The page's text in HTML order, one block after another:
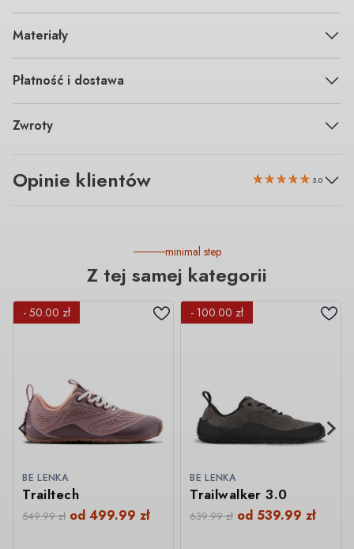
Materiały
Płatność i dostawa
Zwroty
Opinie klientów 5.0
minimal step
Z tej samej kategorii
- 50.00 zł
BE LENKA
Trailtech
549.99zł od499.99zł
- 100.00 zł
BE LENKA
Trailwalker 3.0
639.99zł od 539.99zł